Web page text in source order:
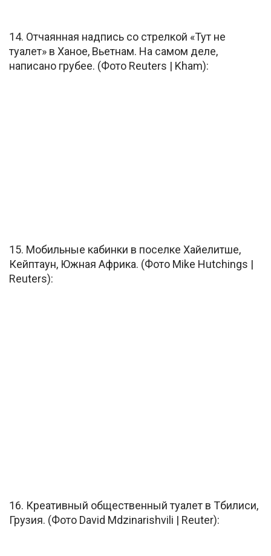
14. Отчаянная надпись со стрелкой «Тут не
туалет» в Ханое, Вьетнам. На самом деле,
написано грубее. (Фото Reuters | Kham):
15. Мобильные кабинки в поселке Хайелитше,
Кейптаун, Южная Африка. (Фото Mike Hutchings |
Reuters):
16. Креативный общественный туалет в Тбилиси,
Грузия. (Фото David Mdzinarishvili | Reuter):